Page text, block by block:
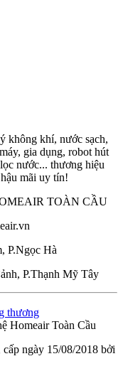
không khí, nước sạch,
gia dụng, robot hút
nước... thương hiệu
mãi uy tín!
TOÀN CẦU
P.Ngọc Hà
P.Thạnh Mỹ Tây
Homeair Toàn Cầu
ngày 15/08/2018 bởi